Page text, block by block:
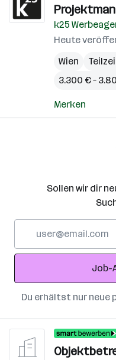
k25
Heute
Wien
3.300 € –
Merken
Sollen wir dir
Adresse
Job-
Du erhältst nur neue